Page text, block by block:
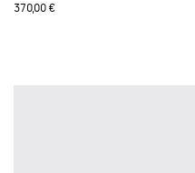
370,00 €